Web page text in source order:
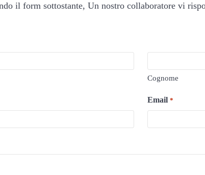
il form sottostante, Un nostro collaboratore vi
Cognome
Email *